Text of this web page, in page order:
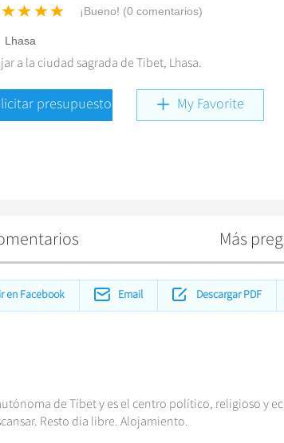
¡Bueno! (0 comentarios)
Lhasa
a la ciudad sagrada de Tibet, Lhasa.
presupuesto My Favorite
Más
en Facebook Email Descargar PDF
de Tíbet y es el centro político, religioso y
Resto dia libre. Alojamiento.